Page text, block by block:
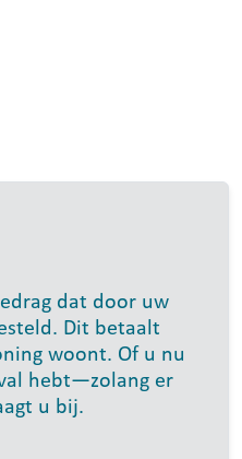
dat door uw
Dit betaalt
woont. Of u nu
hebt—zolang er
u bij.